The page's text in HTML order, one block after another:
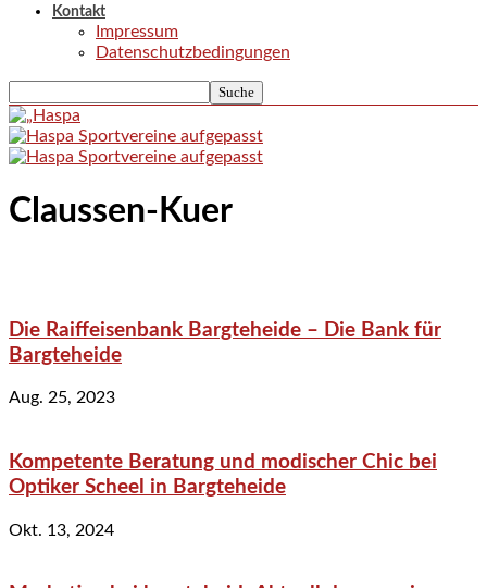
Kontakt
Impressum
Datenschutzbedingungen
Claussen-Kuer
Die Raiffeisenbank Bargteheide – Die Bank für
Bargteheide
Aug. 25, 2023
Kompetente Beratung und modischer Chic bei
Optiker Scheel in Bargteheide
Okt. 13, 2024